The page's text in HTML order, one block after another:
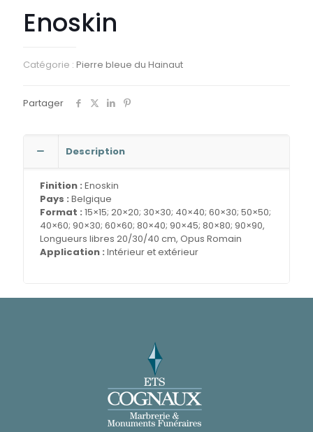
Enoskin
Catégorie : Pierre bleue du Hainaut
Partager
Description
Finition : Enoskin
Pays : Belgique
Format : 15×15; 20×20; 30×30; 40×40; 60×30; 50×50;
40×60; 90×30; 60×60; 80×40; 90×45; 80×80; 90×90,
Longueurs libres 20/30/40 cm, Opus Romain
Application : Intérieur et extérieur